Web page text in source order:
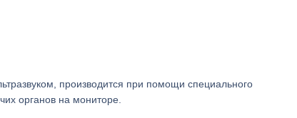
производится при помощи специального
органов на мониторе.